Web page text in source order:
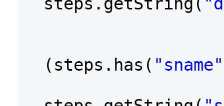
(steps.has( "sname"